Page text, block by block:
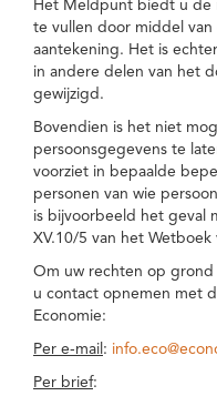
Het Meldpunt biedt u de
te vullen door middel
aantekening. Het is
in andere delen van het
gewijzigd.
Bovendien is het niet
persoonsgegevens te
voorziet in bepaalde
personen van wie
is bijvoorbeeld het geval
XV.10/5 van het Wetboek
Om uw rechten op grond
u contact opnemen met
Economie:
Per e-mail :
Per brief: